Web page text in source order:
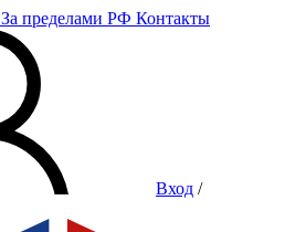
За пределами РФ Контакты
Вход /